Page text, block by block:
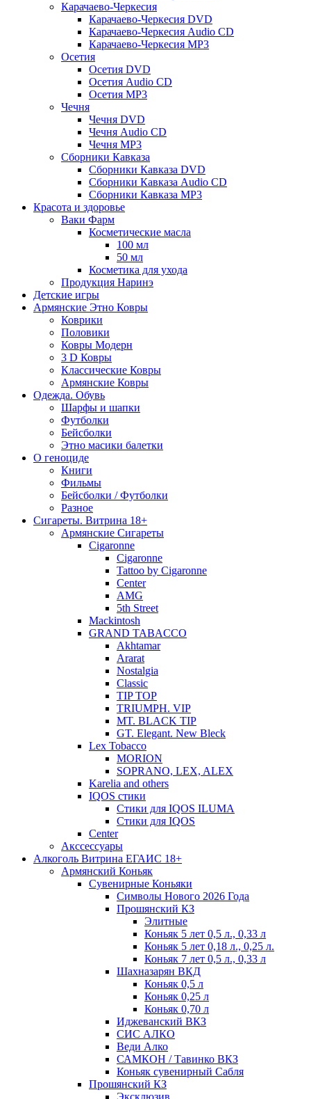
Карачаево-Черкесия
Карачаево-Черкесия DVD
Карачаево-Черкесия Audio CD
Карачаево-Черкесия MP3
Осетия
Осетия DVD
Осетия Audio CD
Осетия MP3
Чечня
Чечня DVD
Чечня Audio CD
Чечня MP3
Сборники Кавказа
Сборники Кавказа DVD
Сборники Кавказа Audio CD
Сборники Кавказа MP3
Красота и здоровье
Ваки Фарм
Косметические масла
100 мл
50 мл
Косметика для ухода
Продукция Наринэ
Детские игры
Армянские Этно Ковры
Коврики
Половики
Ковры Модерн
3 D Ковры
Классические Ковры
Армянские Ковры
Одежда. Обувь
Шарфы и шапки
Футболки
Бейсболки
Этно масики балетки
О геноциде
Книги
Фильмы
Бейсболки / Футболки
Разное
Сигареты. Витрина 18+
Армянские Сигареты
Cigaronne
Cigaronne
Tattoo by Cigaronne
Center
AMG
5th Street
Mackintosh
GRAND TABACCO
Akhtamar
Ararat
Nostalgia
Classic
TIP TOP
TRIUMPH. VIP
MT. BLACK TIP
GT. Elegant. New Bleck
Lex Tobacco
MORION
SOPRANO, LEX, ALEX
Karelia and others
IQOS стики
Стики для IQOS ILUMA
Стики для IQOS
Сenter
Акссессуары
Алкоголь Витрина ЕГАИС 18+
Армянский Коньяк
Сувенирные Коньяки
Символы Нового 2026 Года
Прошянский КЗ
Элитные
Коньяк 5 лет 0,5 л., 0,33 л
Коньяк 5 лет 0,18 л., 0,25 л.
Коньяк 7 лет 0,5 л., 0,33 л
Шахназарян ВКД
Коньяк 0,5 л
Коньяк 0,25 л
Коньяк 0,70 л
Иджеванский ВКЗ
СИС АЛКО
Веди Алко
САМКОН / Тавинко ВКЗ
Коньяк сувенирный Сабля
Прошянский КЗ
Эксклюзив